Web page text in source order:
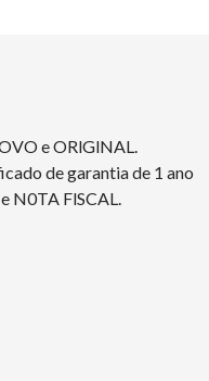
e ORlGlNAL.
de garantia de 1 ano
N0TA FlSCAL.